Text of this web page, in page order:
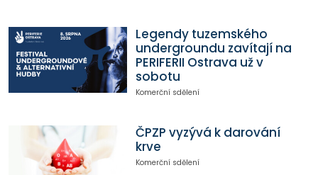
Legendy tuzemského
undergroundu zavítají na
PERIFERII Ostrava už v
sobotu
Komerční sdělení
ČPZP vyzývá k darování
krve
Komerční sdělení